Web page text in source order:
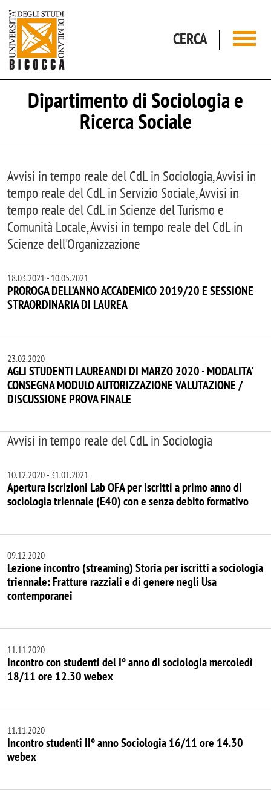
CERCA
Dipartimento di Sociologia e
Ricerca Sociale
Avvisi in tempo reale del CdL in Sociologia, Avvisi in
tempo reale del CdL in Servizio Sociale, Avvisi in
tempo reale del CdL in Scienze del Turismo e
Comunità Locale, Avvisi in tempo reale del CdL in
Scienze dell'Organizzazione
18.03.2021 - 10.05.2021
PROROGA DELL’ANNO ACCADEMICO 2019/20 E SESSIONE
STRAORDINARIA DI LAUREA
23.02.2020
AGLI STUDENTI LAUREANDI DI MARZO 2020 - MODALITA'
CONSEGNA MODULO AUTORIZZAZIONE VALUTAZIONE /
DISCUSSIONE PROVA FINALE
Avvisi in tempo reale del CdL in Sociologia
10.12.2020- 31.01.2021
Apertura iscrizioni Lab OFA per iscritti a primo anno di
sociologia triennale (E40) con e senza debito formativo
09.12.2020
Lezione incontro (streaming) Storia per iscritti a sociologia
triennale: Fratture razziali e di genere negli Usa
contemporanei
11.11.2020
Incontro con studenti del I° anno di sociologia mercoledì
18/11 ore 12.30 webex
11.11.2020
Incontro studenti II° anno Sociologia 16/11 ore 14.30
webex